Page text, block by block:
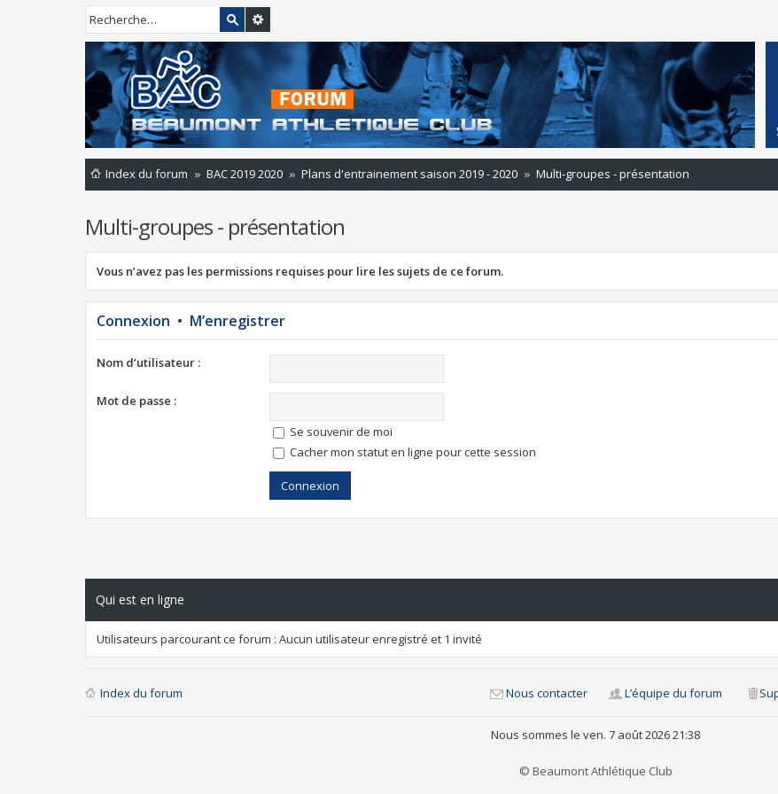
Index du forum BAC 2019 2020 Plans d'entrainement saison 2019 - 2020 Multi-groupes - présentation
Multi-groupes - présentation
Vous n’avez pas les permissions requises pour lire les sujets de ce forum.
Connexion • M’enregistrer
Nom d’utilisateur :
Mot de passe :
Se souvenir de moi
Cacher mon statut en ligne pour cette session
Qui est en ligne
Utilisateurs parcourant ce forum : Aucun utilisateur enregistré et 1 invité
Index du forum L’équipe du forum
Nous contacter
Nous sommes le ven. 7 août 2026 21:38
© Beaumont Athlétique Club